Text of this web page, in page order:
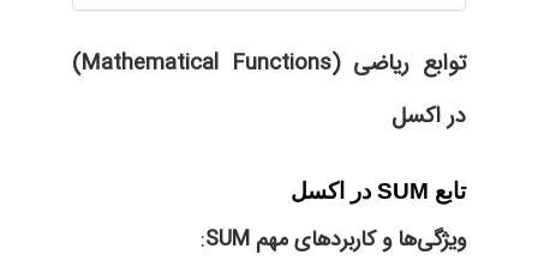
توابع ریاضی (Mathematical Functions)
در اکسل
تابع SUM در اکسل
ویژگی‌ها و کاربردهای مهم SUM :